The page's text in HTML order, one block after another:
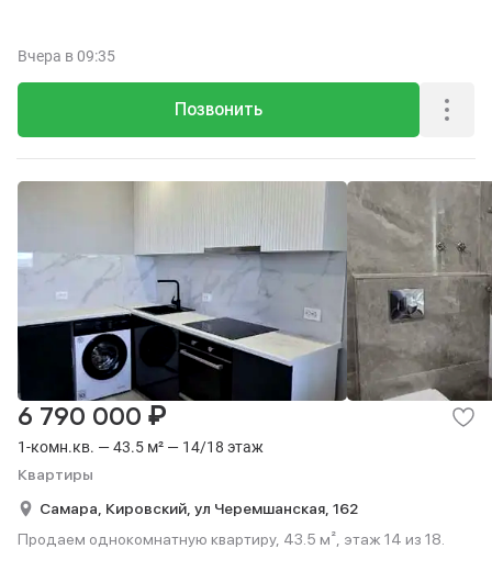
Позвонить
Вчера в 09:35
1-комн.кв. — 43.5 м² — 14/18 этаж
Квартиры
6 790 000 ₽
Самара, Кировский, ул Черемшанская, 162
Продаем однокомнатную квартиру, 43.5 м², этаж 14 из 18.